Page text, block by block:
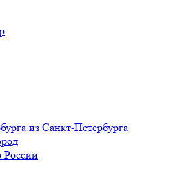
из Санкт-Петербурга
России